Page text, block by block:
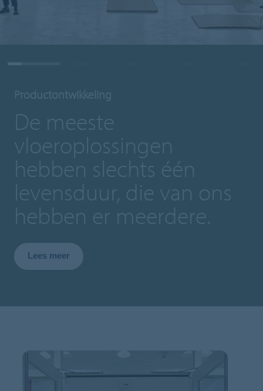
Productontwikkeling
De meeste
vloeroplossingen
hebben slechts één
levensduur, die van ons
hebben er meerdere.
Lees meer